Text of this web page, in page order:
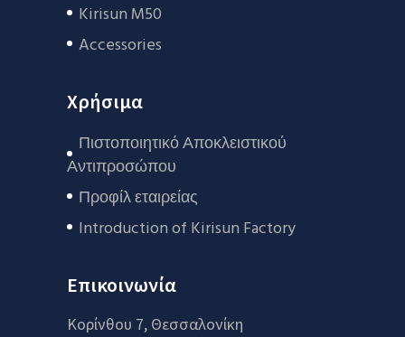
Kirisun M50
Accessories
Χρήσιμα
Πιστοποιητικό Αποκλειστικού
Αντιπροσώπου
Προφίλ εταιρείας
Introduction of Kirisun Factory
Επικοινωνία
Κορίνθου 7, Θεσσαλονίκη